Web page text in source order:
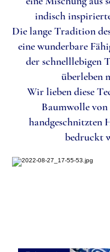
indisch
Die lange Tradition
eine wunderbare
der schnelllebigen
überleben
Wir lieben diese
Baumwolle
handgeschnitzten
bedruckt